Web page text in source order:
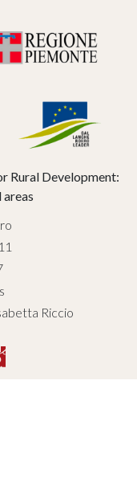
Rural Development:
areas
Riccio